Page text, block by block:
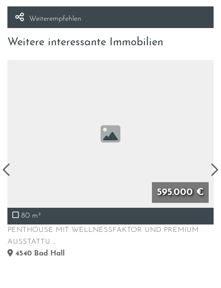
Weiterempfehlen
Weitere interessante Immobilien
595.000 €
80 m²
PENTHOUSE MIT WELLNESSFAKTOR UND PREMIUM
AUSSTATTU ...
4540 Bad Hall